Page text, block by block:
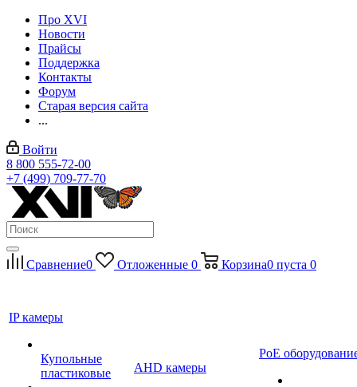
Про XVI
Новости
Прайсы
Поддержка
Контакты
Форум
Старая версия сайта
...
Войти
8 800 555-72-00
+7 (499) 709-77-70
Сравнение0 Отложенные 0 Корзина0 пуста 0
IP камеры
Купольные
пластиковые
AHD камеры
PoE